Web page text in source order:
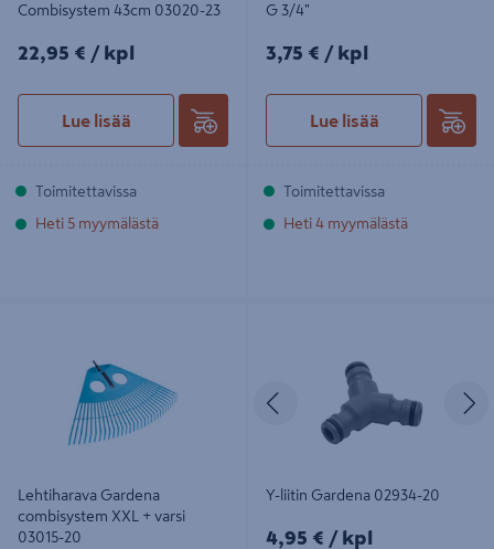
Combisystem 43cm 03020-23
22,95€/kpl
22,95 € / kpl
Lue lisää
Toimitettavissa
Heti 5 myymälästä
G 3/4"
3,75€/kpl
3,75 € / kpl
Lue lisää
Toimitettavissa
Heti 4 myymälästä
Lehtiharava Gardena
combisystem XXL + varsi
03015-20
Edellinen
Y-liitin Gardena 02934-20
4,95€/kpl
4,95 € / kpl